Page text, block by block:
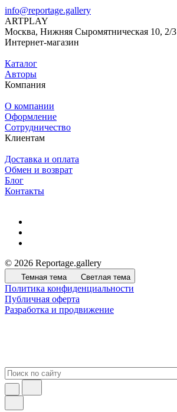
info@reportage.gallery
ARTPLAY
Москва, Нижняя Сыромятническая 10, 2/3
Интернет-магазин
Каталог
Авторы
Компания
О компании
Оформление
Сотрудничество
Клиентам
Доставка и оплата
Обмен и возврат
Блог
Контакты
© 2026 Reportage.gallery
Темная тема Светлая тема
Политика конфиденциальности
Публичная оферта
Разработка и продвижение